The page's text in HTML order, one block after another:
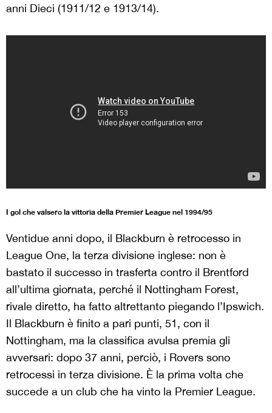
anni Dieci (1911/12 e 1913/14).
I gol che valsero la vittoria della Premier League nel 1994/95
Ventidue anni dopo, il Blackburn è retrocesso in
League One, la terza divisione inglese: non è
bastato il successo in trasferta contro il Brentford
all’ultima giornata, perché il Nottingham Forest,
rivale diretto, ha fatto altrettanto piegando l’Ipswich.
Il Blackburn è finito a pari punti, 51, con il
Nottingham, ma la classifica avulsa premia gli
avversari: dopo 37 anni, perciò, i Rovers sono
retrocessi in terza divisione. È la prima volta che
succede a un club che ha vinto la Premier League.